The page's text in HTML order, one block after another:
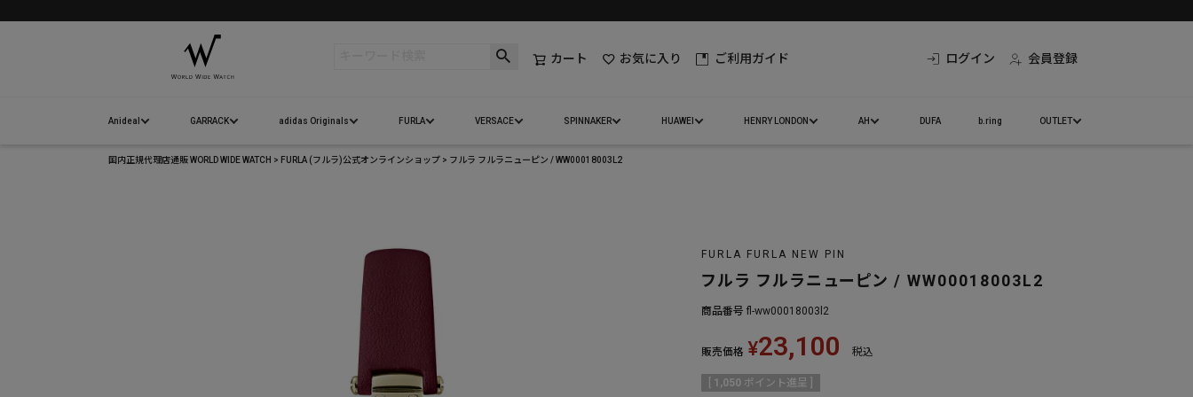
カート お気に入り ご利用ガイド ログイン 会員登録
Anideal GARRACK adidas Originals FURLA VERSACE SPINNAKER HUAWEI HENRY LONDON AH DUFA b.ring OUTLET
国内正規代理店通販 WORLD WIDE WATCH FURLA (フルラ)公式オンラインショップ フルラ フルラニューピン / WW00018003L2
FURLA FURLA NEW PIN
フルラ フルラニューピン / WW00018003L2
商品番号 fl-ww00018003l2
販売価格 ¥23,100 税込
1,050 ポイント進呈 ]